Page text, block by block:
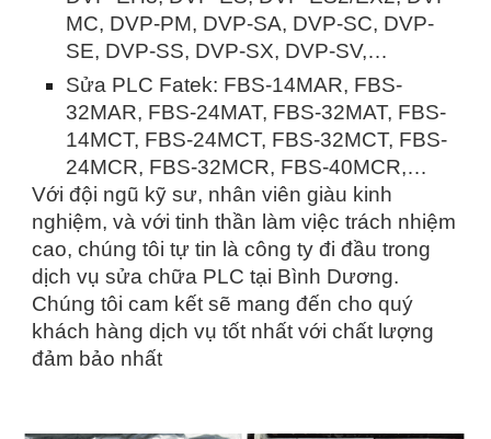
MC, DVP-PM, DVP-SA, DVP-SC, DVP-
SE, DVP-SS, DVP-SX, DVP-SV,…
Sửa PLC Fatek: FBS-14MAR, FBS-
32MAR, FBS-24MAT, FBS-32MAT, FBS-
14MCT, FBS-24MCT, FBS-32MCT, FBS-
24MCR, FBS-32MCR, FBS-40MCR,…
Với đội ngũ kỹ sư, nhân viên giàu kinh
nghiệm, và với tinh thần làm việc trách nhiệm
cao, chúng tôi tự tin là công ty đi đầu trong
dịch vụ sửa chữa PLC tại Bình Dương.
Chúng tôi cam kết sẽ mang đến cho quý
khách hàng dịch vụ tốt nhất với chất lượng
đảm bảo nhất